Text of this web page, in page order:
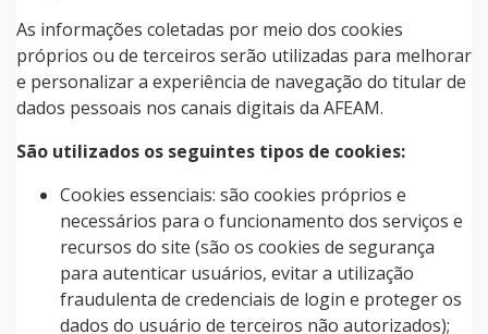
As informações coletadas por meio dos cookies
próprios ou de terceiros serão utilizadas para melhorar
e personalizar a experiência de navegação do titular de
dados pessoais nos canais digitais da AFEAM.
São utilizados os seguintes tipos de cookies:
Cookies essenciais: são cookies próprios e
necessários para o funcionamento dos serviços e
recursos do site (são os cookies de segurança
para autenticar usuários, evitar a utilização
fraudulenta de credenciais de login e proteger os
dados do usuário de terceiros não autorizados);